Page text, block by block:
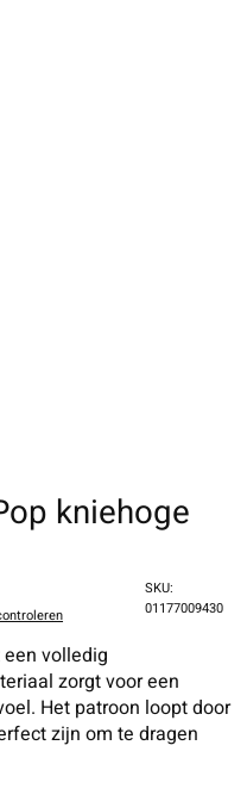
kniehoge
SKU:
01177009430
volledig
zorgt voor een
Het patroon loopt door
zijn om te dragen